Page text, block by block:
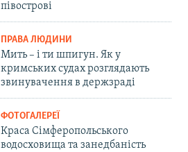
півострові
ПРАВА ЛЮДИНИ
Мить – і ти шпигун. Як у
кримських судах розглядають
звинувачення в держзраді
ФОТОГАЛЕРЕЇ
Краса Сімферопольського
водосховища та занедбаність